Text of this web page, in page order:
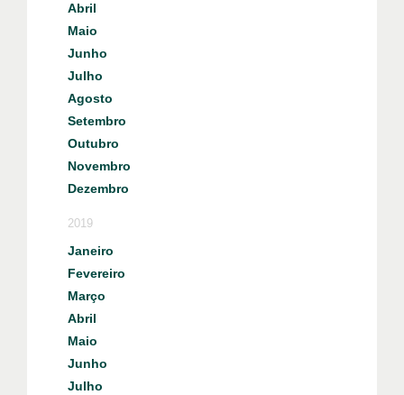
Abril
Maio
Junho
Julho
Agosto
Setembro
Outubro
Novembro
Dezembro
2019
Janeiro
Fevereiro
Março
Abril
Maio
Junho
Julho